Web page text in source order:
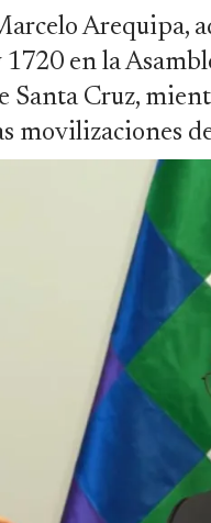
Arequipa,
en la
Santa Cruz,
movilizaciones